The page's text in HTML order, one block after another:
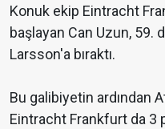
Konuk ekip Eintracht
başlayan Can Uzun, 59.
Larsson'a bıraktı.
Bu galibiyetin ardından
Eintracht Frankfurt da 3